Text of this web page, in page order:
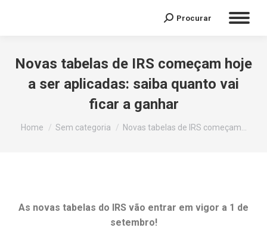
Procurar
Novas tabelas de IRS começam hoje
a ser aplicadas: saiba quanto vai
ficar a ganhar
You are here:
Home Sem categoria Novas tabelas de IRS começam…
As novas tabelas do IRS vão entrar em vigor a 1 de
setembro!